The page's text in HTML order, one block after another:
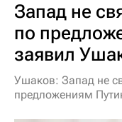
Запад не
по
заявил
Ушаков: Запад не
предложениям